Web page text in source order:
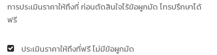
การประเมินราคาให้ถึงที่ ก่อนตัดสินใจไร้ข้อผูกมัด โทรปรึกษาได้
ฟรี
ประเมินราคาให้ถึงที่ฟรี ไม่มีข้อผูกมัด